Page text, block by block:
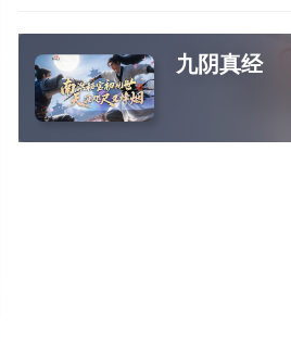
九阴真经